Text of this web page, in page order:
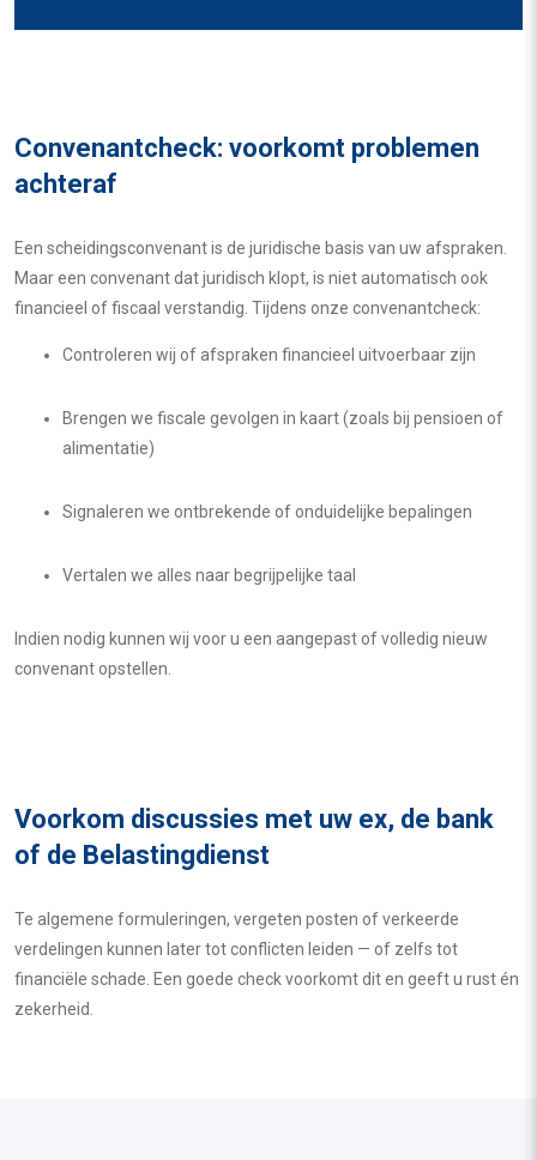
Convenantcheck: voorkomt problemen
achteraf
Een scheidingsconvenant is de juridische basis van uw afspraken.
Maar een convenant dat juridisch klopt, is niet automatisch ook
financieel of fiscaal verstandig. Tijdens onze convenantcheck:
Controleren wij of afspraken financieel uitvoerbaar zijn
Brengen we fiscale gevolgen in kaart (zoals bij pensioen of
alimentatie)
Signaleren we ontbrekende of onduidelijke bepalingen
Vertalen we alles naar begrijpelijke taal
Indien nodig kunnen wij voor u een aangepast of volledig nieuw
convenant opstellen.
Voorkom discussies met uw ex, de bank
of de Belastingdienst
Te algemene formuleringen, vergeten posten of verkeerde
verdelingen kunnen later tot conflicten leiden — of zelfs tot
financiële schade. Een goede check voorkomt dit en geeft u rust én
zekerheid.